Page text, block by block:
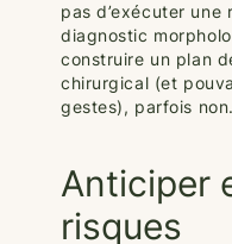
pas d’exécuter une
diagnostic
construire un plan
chirurgical (et
gestes), parfois non.
Anticiper
risques